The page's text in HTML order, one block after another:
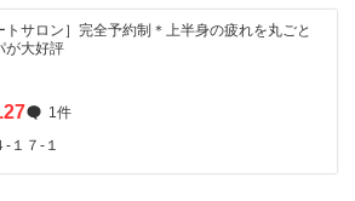
トサロン］完全予約制＊上半身の疲れを丸ごと
が大好評
1件
１７-１